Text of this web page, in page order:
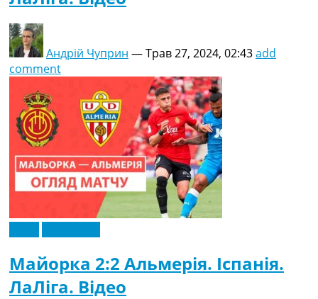
Андрій Чуприн —Трав 27, 2024, 02:43add
comment
Майорка 2:2 Альмерія. Іспанія.
ЛаЛіга. Відео